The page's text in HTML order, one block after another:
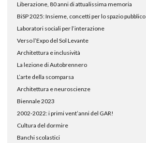
Liberazione, 80 anni di attualissima memoria
BiSP 2025: Insieme, concetti per lo spazio pubblico
Laboratori sociali per l’interazione
Verso l’Expo del Sol Levante
Architettura e inclusività
La lezione di Autobrennero
L’arte della scomparsa
Architettura e neuroscienze
Biennale 2023
2002-2022: i primi vent’anni del GAR!
Cultura del dormire
Banchi scolastici